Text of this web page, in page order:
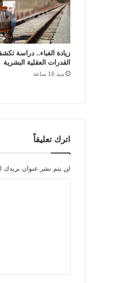
زيادة الغباء.. دراسة
القدرات العقلية البشرية
منذ 16 ساعة
اترك تعليقاً
لن يتم نشر عنوان بريدك
ق